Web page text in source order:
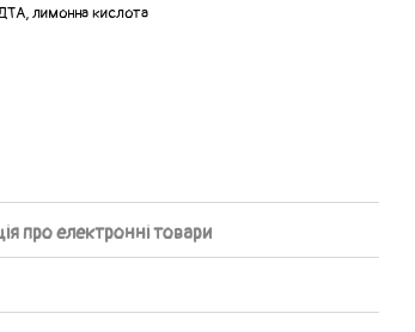
лимонна кислота
про електронні товари